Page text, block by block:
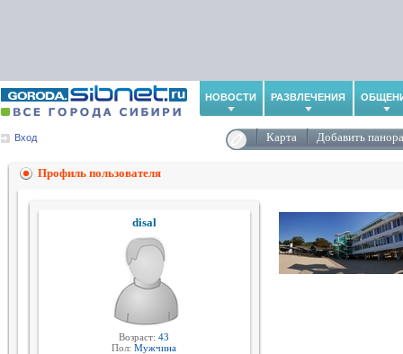
НОВОСТИ РАЗВЛЕЧЕНИЯ
Вход Карта Добавить
Профиль пользователя
disal
Возраст:43
Пол:Мужчина